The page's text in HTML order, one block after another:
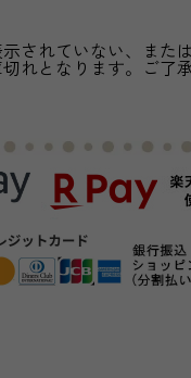
されていない、また
れとなります。ご了